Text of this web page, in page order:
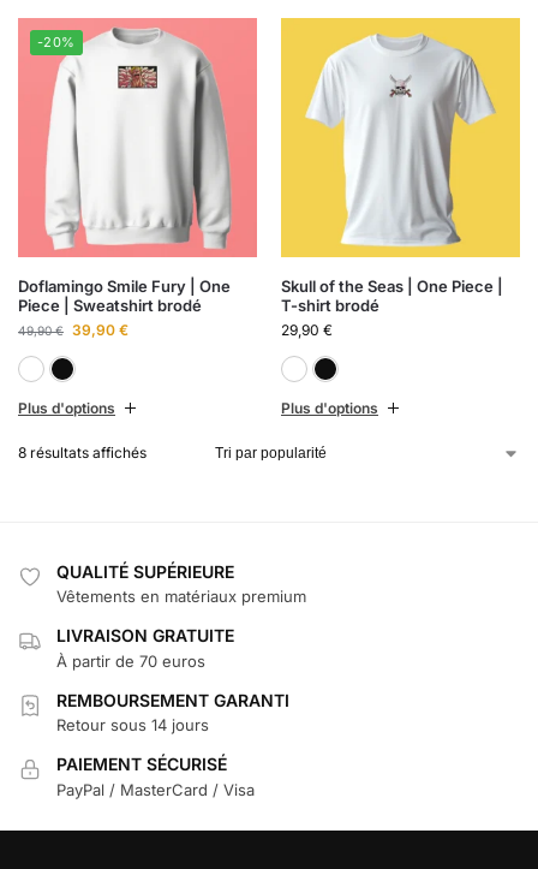
-20%
Doflamingo Smile Fury | One
Piece | Sweatshirt brodé
49,90€ 39,90 €
Plus d'options
Skull of the Seas | One Piece |
T-shirt brodé
29,90 €
Plus d'options
8 résultats affichés
QUALITÉ SUPÉRIEURE
Vêtements en matériaux premium
LIVRAISON GRATUITE
À partir de 70 euros
REMBOURSEMENT GARANTI
Retour sous 14 jours
PAIEMENT SÉCURISÉ
PayPal / MasterCard / Visa